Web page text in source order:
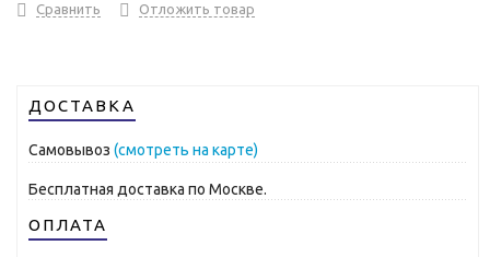
Сравнить Отложить товар
ДОСТАВКА
Самовывоз (смотреть на карте)
Бесплатная доставка по Москве.
ОПЛАТА